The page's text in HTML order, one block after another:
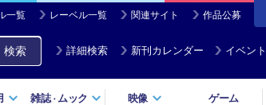
一覧 レーベル一覧 関連サイト 作品公募
検索 詳細検索 新刊カレンダー イベン
雑誌・ ムック 映像 ゲーム